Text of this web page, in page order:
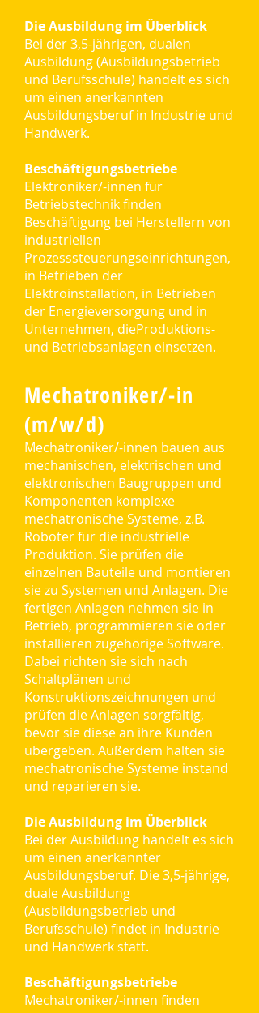
Die Ausbildung im Überblick
Bei der 3,5-jährigen, dualen
Ausbildung (Ausbildungsbetrieb
und Berufsschule) handelt es sich
um einen anerkannten
Ausbildungsberuf in Industrie und
Handwerk.
Beschäftigungsbetriebe
Elektroniker/-innen für
Betriebstechnik finden
Beschäftigung bei Herstellern von
industriellen
Prozesssteuerungseinrichtungen,
in Betrieben der
Elektroinstallation, in Betrieben
der Energieversorgung und in
Unternehmen, dieProduktions-
und Betriebsanlagen einsetzen.
Mechatroniker/-in
(m/w/d)
Mechatroniker/-innen bauen aus
mechanischen, elektrischen und
elektronischen Baugruppen und
Komponenten komplexe
mechatronische Systeme, z.B.
Roboter für die industrielle
Produktion. Sie prüfen die
einzelnen Bauteile und montieren
sie zu Systemen und Anlagen. Die
fertigen Anlagen nehmen sie in
Betrieb, programmieren sie oder
installieren zugehörige Software.
Dabei richten sie sich nach
Schaltplänen und
Konstruktionszeichnungen und
prüfen die Anlagen sorgfältig,
bevor sie diese an ihre Kunden
übergeben. Außerdem halten sie
mechatronische Systeme instand
und reparieren sie.
Die Ausbildung im Überblick
Bei der Ausbildung handelt es sich
um einen anerkannter
Ausbildungsberuf. Die 3,5-jährige,
duale Ausbildung
(Ausbildungsbetrieb und
Berufsschule) findet in Industrie
und Handwerk statt.
Beschäftigungsbetriebe
Mechatroniker/-innen finden